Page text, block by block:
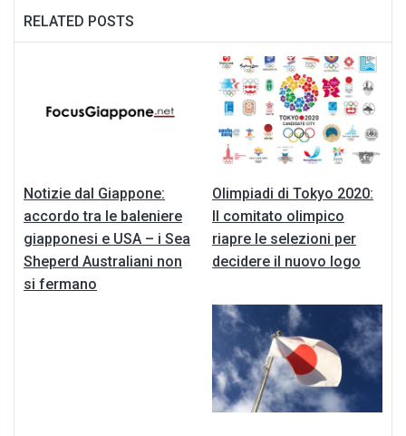
RELATED POSTS
Notizie dal Giappone:
accordo tra le baleniere
giapponesi e USA – i Sea
Sheperd Australiani non
si fermano
Olimpiadi di Tokyo 2020:
Il comitato olimpico
riapre le selezioni per
decidere il nuovo logo